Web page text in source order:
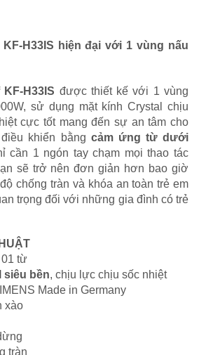
H33IS hiện đại với 1 vùng nấu
H33IS được thiết kế với 1 vùng
sử dụng mặt kính Crystal chịu
cực tốt mang đến sự an tâm cho
khiển bằng cảm ứng từ dưới
cần 1 ngón tay chạm mọi thao tác
sẽ trở nên đơn giản hơn bao giờ
chống tràn và khóa an toàn trẻ em
trọng đối với những gia đình có trẻ
từ
siêu bền, chịu lực chịu sốc nhiệt
Made in Germany
xào
tràn